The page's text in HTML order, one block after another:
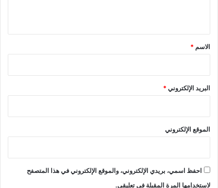
*
الاسم *
البريد الإلكتروني*
الموقع الإلكتروني
احفظ اسمي، بريدي الإلكتروني، والموقع الإلكتروني في هذا المتصفح
لاستخدامها المرة المقبلة في تعليقي.